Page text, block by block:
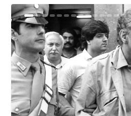
Ground Rules.
«Rafael: Poesía
Bienvenidos al
Georges de La
Robert Capa: la